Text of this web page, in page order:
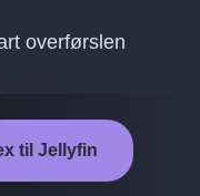
overførslen
til Jellyfin